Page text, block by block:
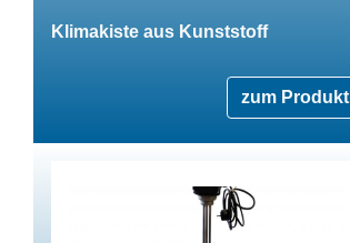
Klimakiste aus Kunststoff
zum Produkt